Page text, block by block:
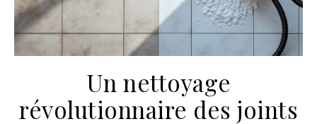
Un nettoyage
révolutionnaire des joints